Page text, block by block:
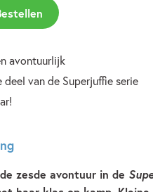
avontuurlijk
deel van de Superjuffie serie
zesde avontuur in de